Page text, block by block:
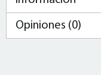
Opiniones (0)